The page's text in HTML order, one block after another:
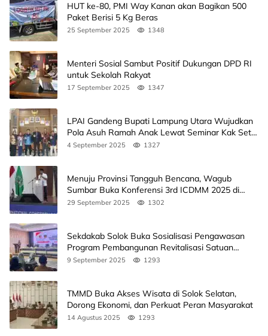
HUT ke-80, PMI Way Kanan akan Bagikan 500
Paket Berisi 5 Kg Beras
25 September 2025 1348
Menteri Sosial Sambut Positif Dukungan DPD RI
untuk Sekolah Rakyat
17 September 2025 1347
LPAI Gandeng Bupati Lampung Utara Wujudkan
Pola Asuh Ramah Anak Lewat Seminar Kak Seto,
Ini Jadwalnya
4 September 2025 1327
Menuju Provinsi Tangguh Bencana, Wagub
Sumbar Buka Konferensi 3rd ICDMM 2025 di
Unand
29 September 2025 1302
Sekdakab Solok Buka Sosialisasi Pengawasan
Program Pembangunan Revitalisasi Satuan
Pendidikan
9 September 2025 1293
TMMD Buka Akses Wisata di Solok Selatan,
Dorong Ekonomi, dan Perkuat Peran Masyarakat
14 Agustus 2025 1293